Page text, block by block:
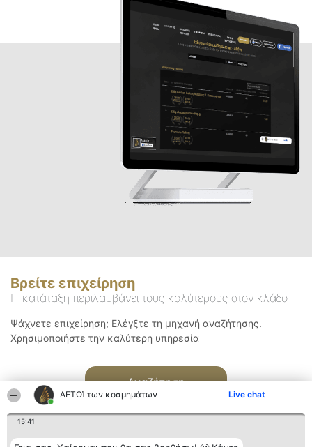
ΑΕΤΟΊ των κοσμημάτων Live chat
15:41
Βρείτε επιχείρηση
Η κατάταξη περιλαμβάνει τους καλύτερους στον κλάδο
Ψάχνετε επιχείρηση; Ελέγξτε τη μηχανή αναζήτησης.
Χρησιμοποιήστε την καλύτερη υπηρεσία
Αναζήτηση